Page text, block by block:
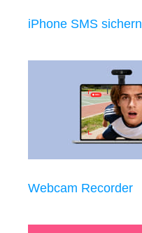
iPhone SMS sichern
Webcam Recorder